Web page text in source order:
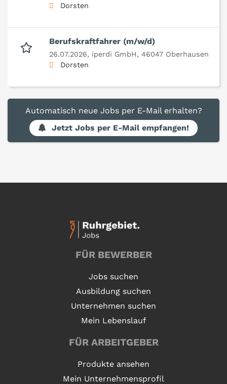
Dorsten
Berufskraftfahrer (m/w/d)
26.07.2026, iperdi GmbH, 46047 Oberhausen
Dorsten
Automatisch neue Jobs per E-Mail erhalten?
Jetzt Jobs per E-Mail empfangen!
FÜR BEWERBER
Jobs suchen
Ausbildung suchen
Unternehmen suchen
Mein Lebenslauf
FÜR ARBEITGEBER
Produkte ansehen
Mein Unternehmensprofil